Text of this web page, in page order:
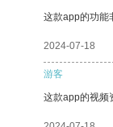
这款app的功能
2024-07-18
游客
这款app的视频